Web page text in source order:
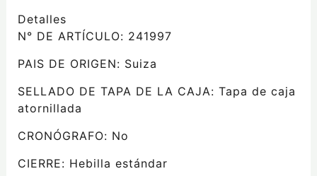
Detalles
N° DE ARTÍCULO: 241997
PAIS DE ORIGEN: Suiza
SELLADO DE TAPA DE LA CAJA: Tapa de caja
atornillada
CRONÓGRAFO: No
CIERRE: Hebilla estándar